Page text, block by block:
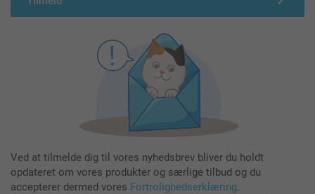
Ved at tilmelde dig til vores nyhedsbrev bliver du holdt
opdateret om vores produkter og særlige tilbud og du
accepterer dermed vores Fortrolighedserklæring.